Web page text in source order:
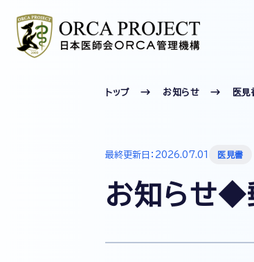
トップ お知らせ 医見
最終更新日：2026.07.01 医見書
お知らせ